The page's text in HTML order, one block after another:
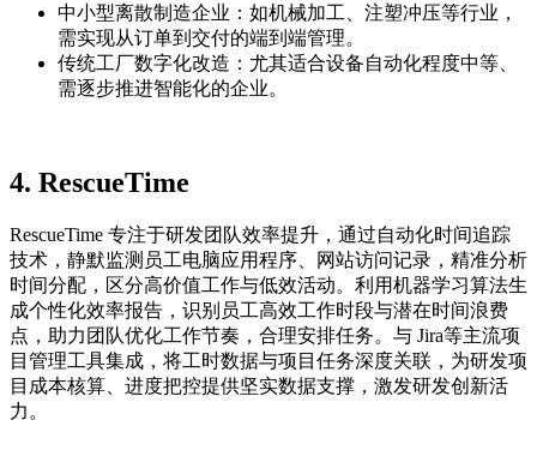
中小型离散制造企业：如机械加工、注塑冲压等行业，
需实现从订单到交付的端到端管理。
传统工厂数字化改造：尤其适合设备自动化程度中等、
需逐步推进智能化的企业。
4. RescueTime
RescueTime 专注于研发团队效率提升，通过自动化时间追踪
技术，静默监测员工电脑应用程序、网站访问记录，精准分析
时间分配，区分高价值工作与低效活动。利用机器学习算法生
成个性化效率报告，识别员工高效工作时段与潜在时间浪费
点，助力团队优化工作节奏，合理安排任务。与 Jira等主流项
目管理工具集成，将工时数据与项目任务深度关联，为研发项
目成本核算、进度把控提供坚实数据支撑，激发研发创新活
力。